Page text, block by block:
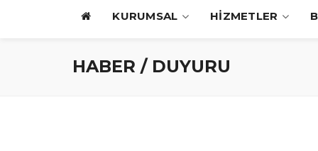
KURUMSAL HİZMETLER
HABER / DUYURU